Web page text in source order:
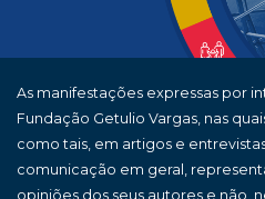
As manifestações expressas por
Fundação Getulio Vargas, nas
como tais, em artigos e
comunicação em geral,
opiniões dos seus autores e não,